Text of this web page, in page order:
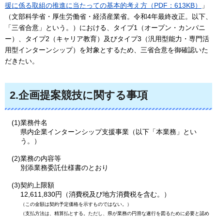
援に係る取組の推進に当たっての基本的考え方（PDF：613KB）
」
（文部科学省・厚生労働省・経済産業省。令和4年最終改正。以下、
「三省合意」という。）における、タイプ1（オープン・カンパニ
ー）、タイプ2（キャリア教育）及びタイプ3（汎用型能力・専門活
用型インターンシップ）を対象とするため、三省合意を御確認いた
だきたい。
2.企画提案競技に関する事項
(1)業務件名
県内企業インターンシップ支援事業（以下「本業務」とい
う。）
(2)業務の内容等
別添業務委託仕様書のとおり
(3)契約上限額
12,611,830円（消費税及び地方消費税を含む。）
（この金額は契約予定価格を示すものではない。）
（支払方法は、精算払とする。ただし、県が業務の円滑な遂行を図るために必要と認め